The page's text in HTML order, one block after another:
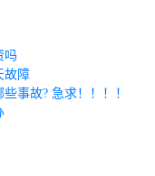
吗
故障
事故? 急求！！！！